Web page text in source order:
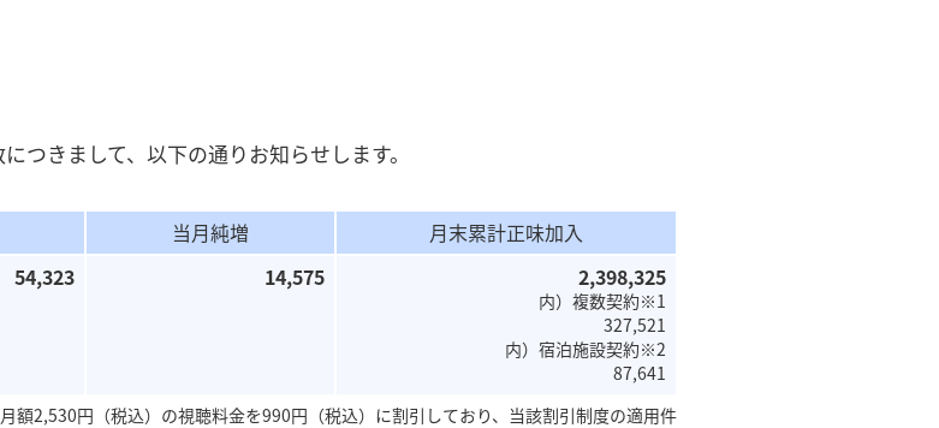
/ ビジョン
年サイト
＞つきまして、以下の通りお知らせします。
当月純増
月末累計正味加入
54,323 14,575 2,398,325
内）複数契約※1
327,521
内）宿泊施設契約※2
87,641
2,530円（税込）の視聴料金を990円（税込）に割引しており、当該割引制度の適用件